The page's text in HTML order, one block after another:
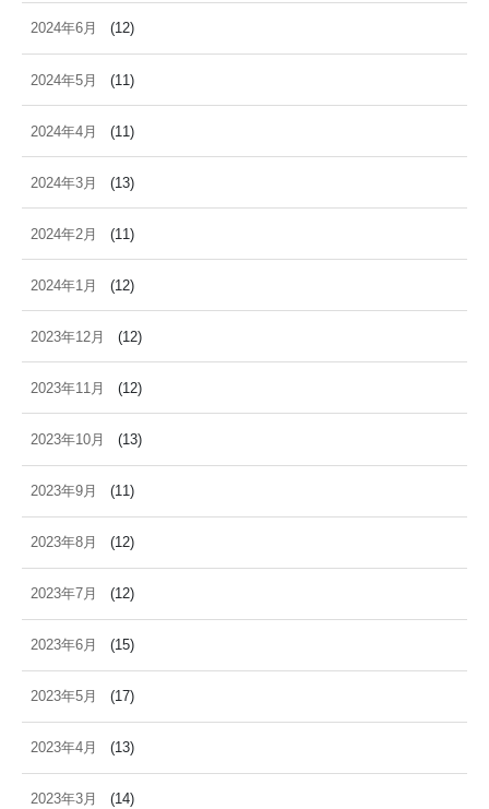
2024年6月 (12)
2024年5月 (11)
2024年4月 (11)
2024年3月 (13)
2024年2月 (11)
2024年1月 (12)
2023年12月 (12)
2023年11月 (12)
2023年10月 (13)
2023年9月 (11)
2023年8月 (12)
2023年7月 (12)
2023年6月 (15)
2023年5月 (17)
2023年4月 (13)
2023年3月 (14)